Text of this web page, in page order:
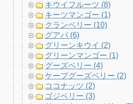
キウイフルーツ (8)
キーツマンゴー (1)
クランベリー (10)
グアバ (6)
グリーンキウイ (2)
グリーンマンゴー (1)
グーズベリー (4)
ケープグーズベリー (2)
ココナッツ (2)
ゴジベリー (3)